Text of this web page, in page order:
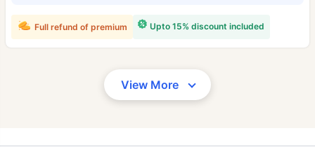
Upto 15% discount included
Full refund of premium
View More